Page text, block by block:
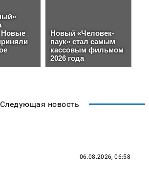
Следующая новость
06.08.2026, 06:58